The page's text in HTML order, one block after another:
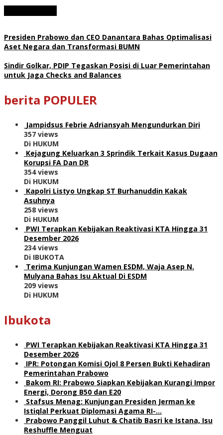
Presiden Prabowo dan CEO Danantara Bahas Optimalisasi
Aset Negara dan Transformasi BUMN
Sindir Golkar, PDIP Tegaskan Posisi di Luar Pemerintahan
untuk Jaga Checks and Balances
berita POPULER
Jampidsus Febrie Adriansyah Mengundurkan Diri
357 views
Di HUKUM
Kejagung Keluarkan 3 Sprindik Terkait Kasus Dugaan
Korupsi FA Dan DR
354 views
Di HUKUM
Kapolri Listyo Ungkap ST Burhanuddin Kakak
Asuhnya
258 views
Di HUKUM
PWI Terapkan Kebijakan Reaktivasi KTA Hingga 31
Desember 2026
234 views
Di IBUKOTA
Terima Kunjungan Wamen ESDM, Waja Asep N.
Mulyana Bahas Isu Aktual Di ESDM
209 views
Di HUKUM
Ibukota
PWI Terapkan Kebijakan Reaktivasi KTA Hingga 31
Desember 2026
IPR: Potongan Komisi Ojol 8 Persen Bukti Kehadiran
Pemerintahan Prabowo
Bakom RI: Prabowo Siapkan Kebijakan Kurangi Impor
Energi, Dorong B50 dan E20
Stafsus Menag: Kunjungan Presiden Jerman ke
Istiqlal Perkuat Diplomasi Agama RI-…
Prabowo Panggil Luhut & Chatib Basri ke Istana, Isu
Reshuffle Menguat